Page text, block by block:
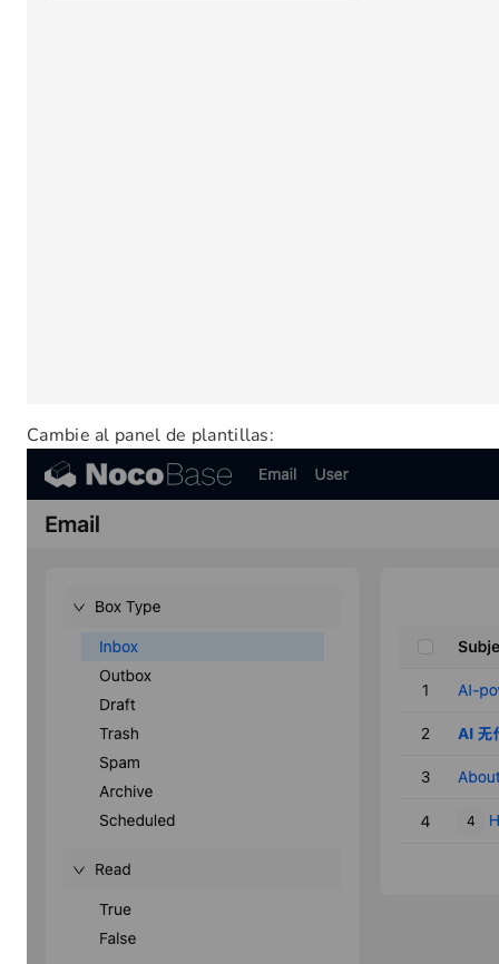
Cambie al panel de plantillas: